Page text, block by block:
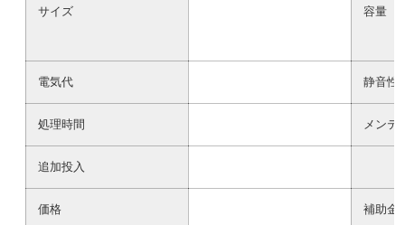
サイズ 容量
電気代 静音性
処理時間 メンテ
追加投入
価格 補助金